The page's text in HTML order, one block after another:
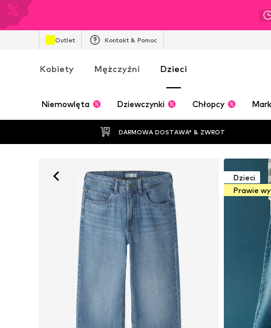
Outlet Kontakt & Pomoc
Kobiety Mężczyźni Dzieci
Niemowlęta Dziewczynki Chłopcy
DARMOWA DOSTAWA* & ZWROT
Dzieci
Prawie